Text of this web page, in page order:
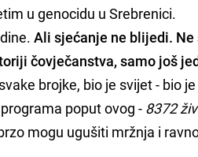
u genocidu u Srebrenici.
Ali sjećanje ne blijedi.
čovječanstva, samo još
brojke, bio je svijet - bio
poput ovog - 8372
mogu ugušiti mržnja i